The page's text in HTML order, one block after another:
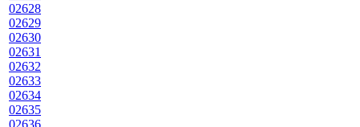
02628
02629
02630
02631
02632
02633
02634
02635
02636